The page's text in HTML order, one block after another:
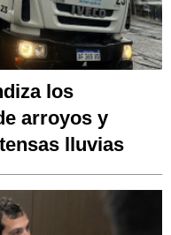
los
arroyos y
lluvias